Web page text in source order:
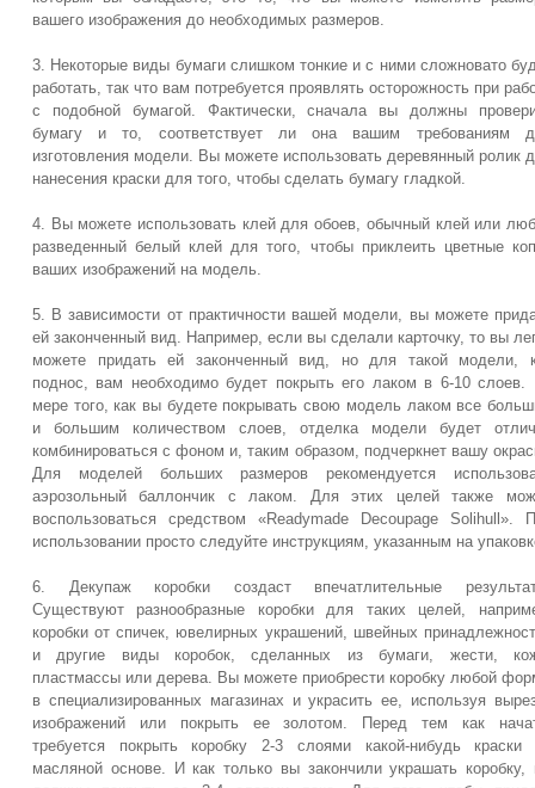
вашего изображения до необходимых размеров.
3. Некоторые виды бумаги слишком тонкие и с ними сложновато
работать, так что вам потребуется проявлять осторожность при
с подобной бумагой. Фактически, сначала вы должны
бумагу и то, соответствует ли она вашим требованиям
изготовления модели. Вы можете использовать деревянный ролик
нанесения краски для того, чтобы сделать бумагу гладкой.
4. Вы можете использовать клей для обоев, обычный клей или
разведенный белый клей для того, чтобы приклеить цветные
ваших изображений на модель.
5. В зависимости от практичности вашей модели, вы можете
ей законченный вид. Например, если вы сделали карточку, то вы
можете придать ей законченный вид, но для такой модели,
поднос, вам необходимо будет покрыть его лаком в 6-10 слоев.
мере того, как вы будете покрывать свою модель лаком все
и большим количеством слоев, отделка модели будет
комбинироваться с фоном и, таким образом, подчеркнет вашу
Для моделей больших размеров рекомендуется
аэрозольный баллончик с лаком. Для этих целей также
воспользоваться средством «Readymade Decoupage Solihull».
использовании просто следуйте инструкциям, указанным на
6. Декупаж коробки создаст впечатлительные
Существуют разнообразные коробки для таких целей,
коробки от спичек, ювелирных украшений, швейных
и другие виды коробок, сделанных из бумаги, жести,
пластмассы или дерева. Вы можете приобрести коробку любой
в специализированных магазинах и украсить ее, используя
изображений или покрыть ее золотом. Перед тем как
требуется покрыть коробку 2-3 слоями какой-нибудь краски
масляной основе. И как только вы закончили украшать коробку,